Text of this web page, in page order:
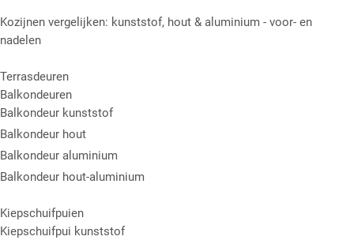
Kozijnen vergelijken: kunststof, hout & aluminium - voor- en
nadelen
Terrasdeuren
Balkondeuren
Balkondeur kunststof
Balkondeur hout
Balkondeur aluminium
Balkondeur hout-aluminium
Kiepschuifpuien
Kiepschuifpui kunststof